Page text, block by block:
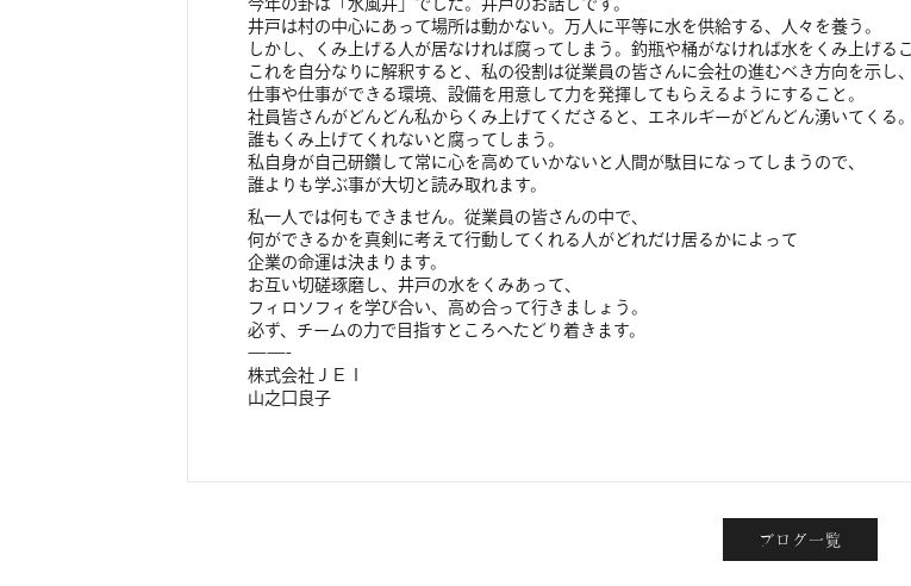
今年の卦は「水風井」でした。井戸のお話しです。
井戸は村の中心にあって場所は動かない。万人に平等に水を供給する、人々を養う。
しかし、くみ上げる人が居なければ腐ってしまう。釣瓶や桶がなければ水をくみ上げる
これを自分なりに解釈すると、私の役割は従業員の皆さんに会社の進むべき方向を示し、
仕事や仕事ができる環境、設備を用意して力を発揮してもらえるようにすること。
社員皆さんがどんどん私からくみ上げてくださると、エネルギーがどんどん湧いてくる。
誰もくみ上げてくれないと腐ってしまう。
私自身が自己研鑽して常に心を高めていかないと人間が駄目になってしまうので、
誰よりも学ぶ事が大切と読み取れます。
私一人では何もできません。従業員の皆さんの中で、
何ができるかを真剣に考えて行動してくれる人がどれだけ居るかによって
企業の命運は決まります。
お互い切磋琢磨し、井戸の水をくみあって、
フィロソフィを学び合い、高め合って行きましょう。
必ず、チームの力で目指すところへたどり着きます。
——-
株式会社ＪＥＩ
山之口良子
ブログ一覧